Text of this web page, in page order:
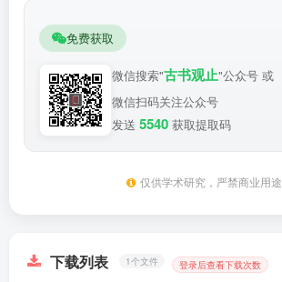
免费获取
微信搜索"古书观止"公众号 或
微信扫码关注公众号
发送 5540 获取提取码
仅供学术研究，严禁商业用途
下载列表 1个文件 登录后查看下载次数